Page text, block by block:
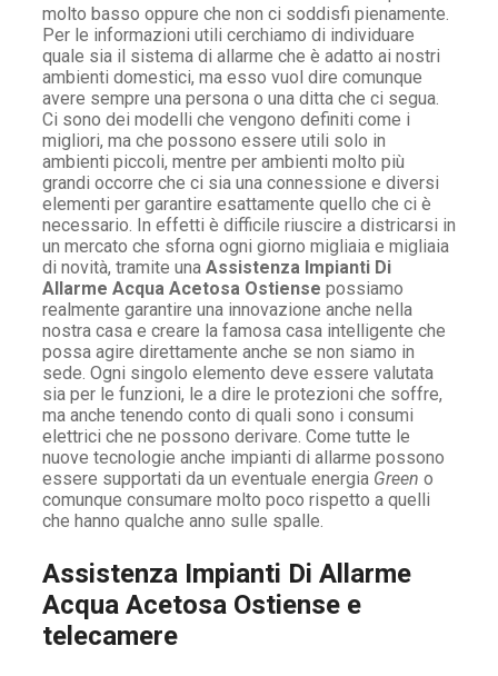
molto basso oppure che non ci soddisfi pienamente.
Per le informazioni utili cerchiamo di individuare
quale sia il sistema di allarme che è adatto ai nostri
ambienti domestici, ma esso vuol dire comunque
avere sempre una persona o una ditta che ci segua.
Ci sono dei modelli che vengono definiti come i
migliori, ma che possono essere utili solo in
ambienti piccoli, mentre per ambienti molto più
grandi occorre che ci sia una connessione e diversi
elementi per garantire esattamente quello che ci è
necessario. In effetti è difficile riuscire a districarsi in
un mercato che sforna ogni giorno migliaia e migliaia
di novità, tramite una Assistenza Impianti Di
Allarme Acqua Acetosa Ostiense possiamo
realmente garantire una innovazione anche nella
nostra casa e creare la famosa casa intelligente che
possa agire direttamente anche se non siamo in
sede. Ogni singolo elemento deve essere valutata
sia per le funzioni, le a dire le protezioni che soffre,
ma anche tenendo conto di quali sono i consumi
elettrici che ne possono derivare. Come tutte le
nuove tecnologie anche impianti di allarme possono
essere supportati da un eventuale energia Green o
comunque consumare molto poco rispetto a quelli
che hanno qualche anno sulle spalle.
Assistenza Impianti Di Allarme
Acqua Acetosa Ostiense e
telecamere